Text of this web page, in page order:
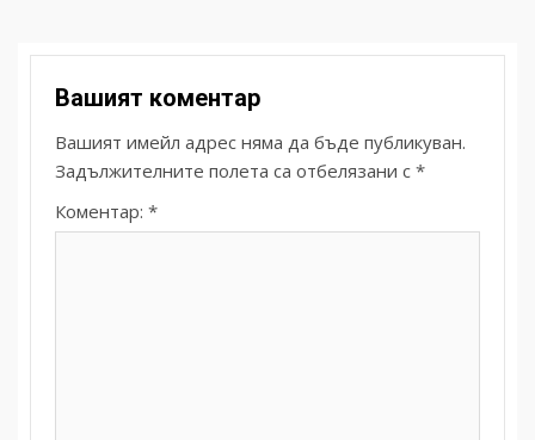
Вашият коментар
Вашият имейл адрес няма да бъде публикуван.
Задължителните полета са отбелязани с *
Коментар: *